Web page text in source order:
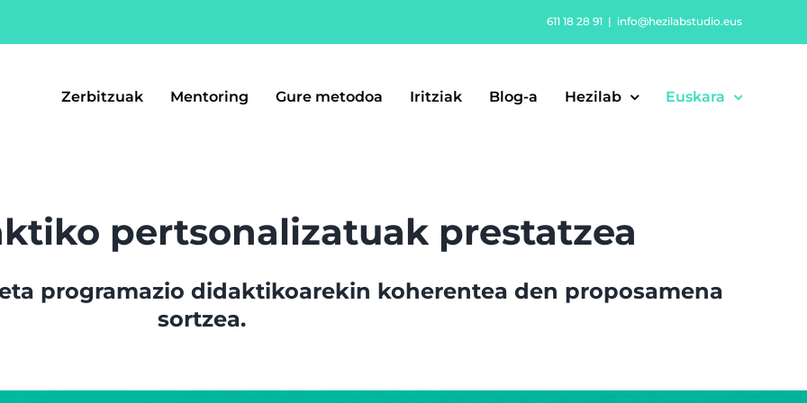
611 18 28 91 | info@hezilabstudio.eus
Zerbitzuak Mentoring Gure metodoa Iritziak Blog-a Hezilab Euskara
pertsonalizatuak prestatzea
programazio didaktikoarekin koherentea den proposamena
sortzea.